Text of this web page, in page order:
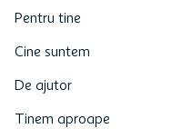
Pentru tine
Cine suntem
De ajutor
Tinem aproape